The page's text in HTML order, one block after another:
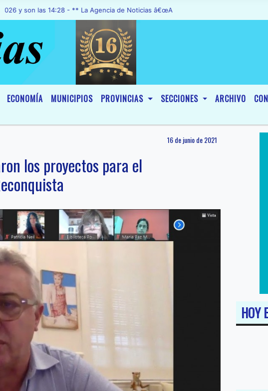
14:28 - ** La Agencia de Noticias â€œA1 Noticiasâ€, fue declarada de
ECONOMÍA MUNICIPIOS PROVINCIAS SECCIONES ARCHIVO
16 de junio de 2021
los proyectos para el
HOY